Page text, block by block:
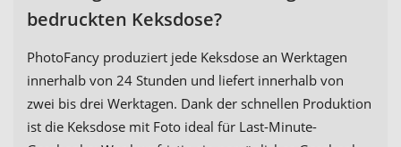
bedruckten Keksdose?
PhotoFancy produziert jede Keksdose an Werktagen
innerhalb von 24 Stunden und liefert innerhalb von
zwei bis drei Werktagen. Dank der schnellen Produktion
ist die Keksdose mit Foto ideal für Last-Minute-